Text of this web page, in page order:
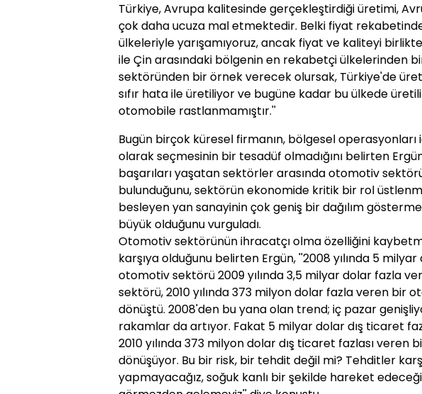
Türkiye, Avrupa kalitesinde gerçekleştirdiği üretimi,
çok daha ucuza mal etmektedir. Belki fiyat
ülkeleriyle yarışamıyoruz, ancak fiyat ve kaliteyi birlikte
ile Çin arasındaki bölgenin en rekabetçi ülkelerinden
sektöründen bir örnek verecek olursak, Türkiye'de
sıfır hata ile üretiliyor ve bugüne kadar bu ülkede
otomobile rastlanmamıştır.''
Bugün birçok küresel firmanın, bölgesel operasyonları
olarak seçmesinin bir tesadüf olmadığını belirten
başarıları yaşatan sektörler arasında otomotiv
bulunduğunu, sektörün ekonomide kritik bir rol
besleyen yan sanayinin çok geniş bir dağılım
büyük olduğunu vurguladı.
Otomotiv sektörünün ihracatçı olma özelliğini
karşıya olduğunu belirten Ergün, ''2008 yılında 5
otomotiv sektörü 2009 yılında 3,5 milyar dolar fazla
sektörü, 2010 yılında 373 milyon dolar fazla veren bir
dönüştü. 2008'den bu yana olan trend; iç pazar
rakamlar da artıyor. Fakat 5 milyar dolar dış ticaret
2010 yılında 373 milyon dolar dış ticaret fazlası veren
dönüşüyor. Bu bir risk, bir tehdit değil mi? Tehditler
yapmayacağız, soğuk kanlı bir şekilde hareket